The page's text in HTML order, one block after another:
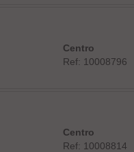
Centro
Ref: 10008796
Centro
Ref: 10008814